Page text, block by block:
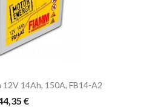
14Ah, 150A, FB14-A2
€